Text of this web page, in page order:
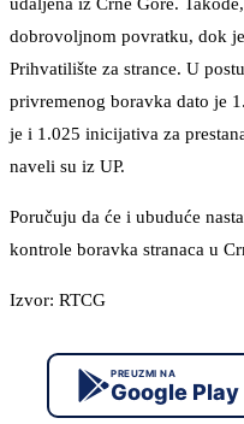
dobrovoljnom povratku, dok
Prihvatilište za strance. U
privremenog boravka dato je
je i 1.025 inicijativa za
naveli su iz UP.
Poručuju da će i ubuduće
kontrole boravka stranaca u
Izvor: RTCG
PREUZMI NA
Google Play